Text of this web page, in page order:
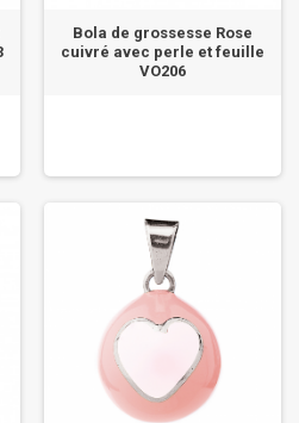
Bola de grossesse Rose
cuivré avec perle et feuille
VO206